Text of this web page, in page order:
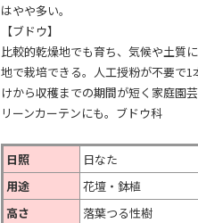
はやや多い。
【ブドウ】
比較的乾燥地でも育ち、気候や土質
地で栽培できる。人工授粉が不要で1
けから収穫までの期間が短く家庭園
リーンカーテンにも。ブドウ科
日照
日なた
用途
花壇・鉢植
高さ
落葉つる性樹